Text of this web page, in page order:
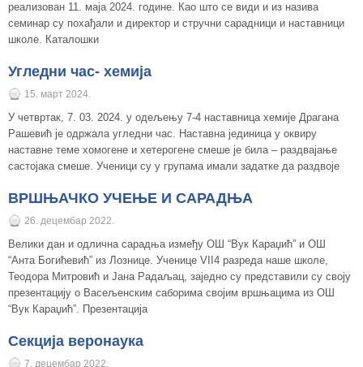
реализован 11. маја 2024. године. Као што се види и из назива
семинар су похађали и директор и стручни сарадници и наставници
школе. Каталошки
Угледни час- хемијa
15. март 2024.
У четвртак, 7. 03. 2024. у одељењу 7-4 наставница хемије Драгана
Рашевић је одржала угледни час. Наставна јединица у оквиру
наставне теме хомогене и хетерогене смеше је била – раздвајање
састојака смеше. Ученици су у групама имали задатке да раздвоје
ВРШЊАЧКО УЧЕЊЕ И САРАДЊА
26. децембар 2022.
Велики дан и одлична сарадња између ОШ “Вук Караџић” и ОШ
“Анта Богићевић” из Лознице. Ученице VII4 разреда наше школе,
Теодора Митровић и Јана Радаљац, заједно су представили су своју
презентацију о Васељенским саборима својим вршњацима из ОШ
“Вук Караџић”. Презентација
Секција веронаука
7. децембар 2022.